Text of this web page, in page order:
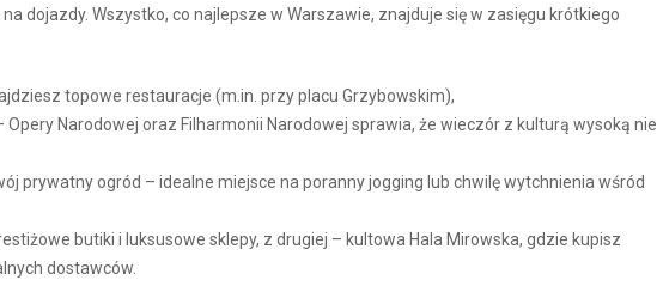
dojazdy. Wszystko, co najlepsze w Warszawie, znajduje się w zasięgu krótkiego
topowe restauracje (m.in. przy placu Grzybowskim),
Opery Narodowej oraz Filharmonii Narodowej sprawia, że wieczór z kulturą wysoką nie
prywatny ogród – idealne miejsce na poranny jogging lub chwilę wytchnienia wśród
butiki i luksusowe sklepy, z drugiej – kultowa Hala Mirowska, gdzie kupisz
dostawców.